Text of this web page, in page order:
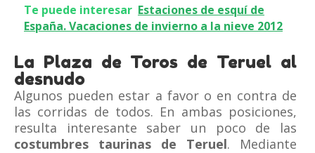
Te puede interesar Estaciones de esquí de
España. Vacaciones de invierno a la nieve 2012
La Plaza de Toros de Teruel al
desnudo
Algunos pueden estar a favor o en contra de
las corridas de todos. En ambas posiciones,
resulta interesante saber un poco de las
costumbres taurinas de Teruel. Mediante